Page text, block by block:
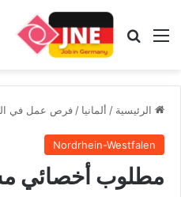
القائمة بحث عن
الرئيسية / ألمانيا / فرص عمل في
Nordrhein-Westfalen
مطلوب أخصائي